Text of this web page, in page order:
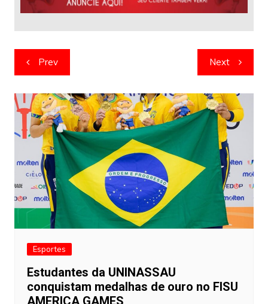
Navegação
de
artigos
Prev Next
Esportes
Estudantes da UNINASSAU
conquistam medalhas de ouro no FISU
AMERICA GAMES